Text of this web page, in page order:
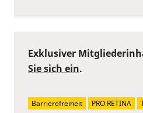
Exklusiver
Sie sich ein.
Barrierefreiheit PRO RETINA